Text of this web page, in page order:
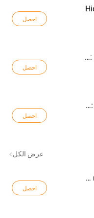
احصل
Mimicry: Online Horror Action
احصل
Doors 100: Obby Horror Escape
احصل
عرض الكل
Pose me - photo assistant
احصل